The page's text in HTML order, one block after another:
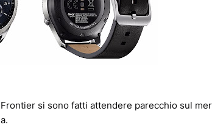
si sono fatti attendere parecchio sul